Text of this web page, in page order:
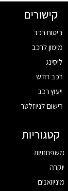
קישורים
ביטוח רכב
מימון לרכב
ליסינג
רכב חדש
ייעוץ רכב
רישום לניוזלטר
קטגוריות
משפחתיות
יוקרה
מיניוואנים